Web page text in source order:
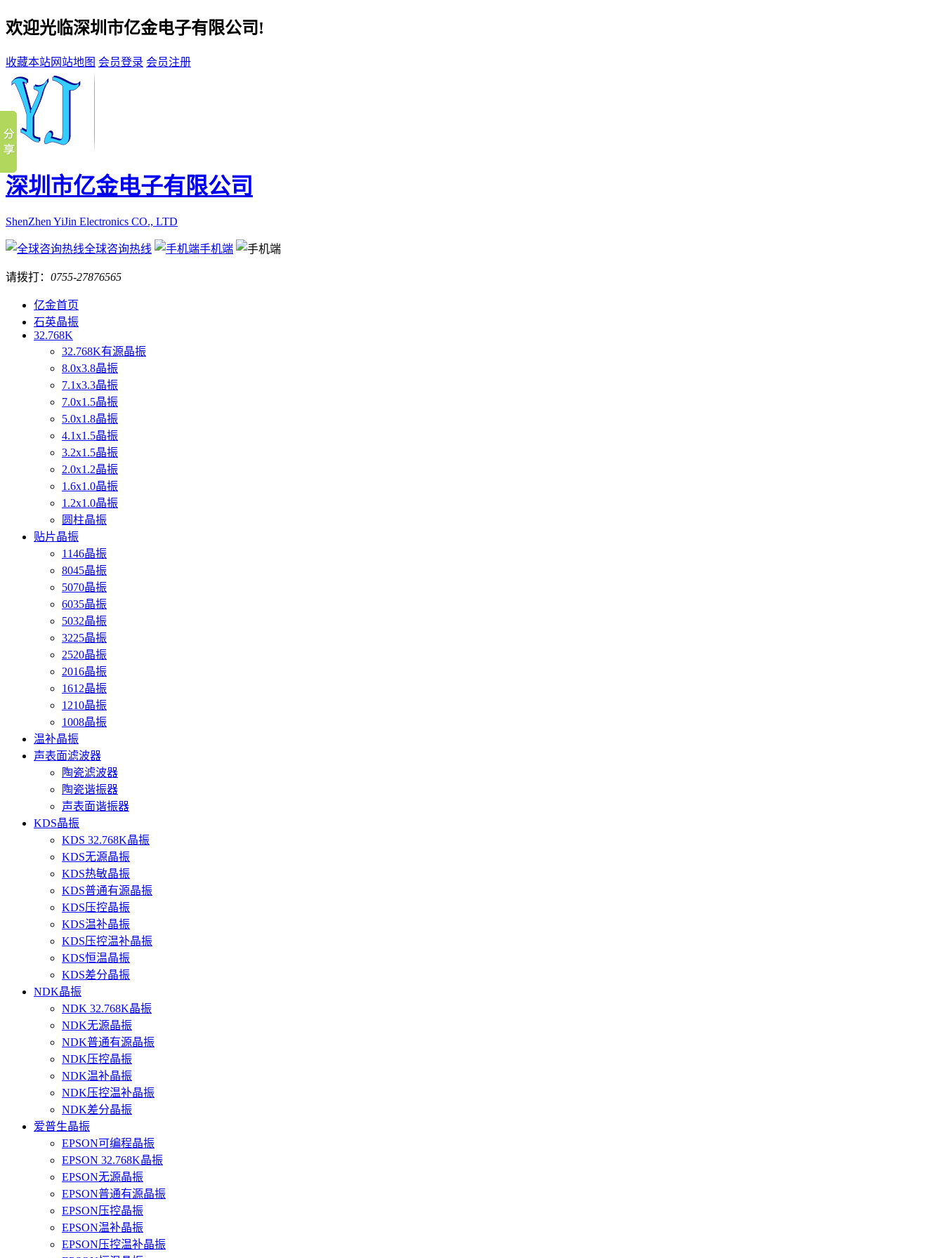
欢迎光临深圳市亿金电子有限公司!
收藏本站网站地图 会员登录 会员注册
深圳市亿金电子有限公司
ShenZhen YiJin Electronics CO., LTD
全球咨询热线 手机端
请拨打： 0755-27876565
亿金首页
石英晶振
32.768K
32.768K有源晶振
8.0x3.8晶振
7.1x3.3晶振
7.0x1.5晶振
5.0x1.8晶振
4.1x1.5晶振
3.2x1.5晶振
2.0x1.2晶振
1.6x1.0晶振
1.2x1.0晶振
圆柱晶振
贴片晶振
1146晶振
8045晶振
5070晶振
6035晶振
5032晶振
3225晶振
2520晶振
2016晶振
1612晶振
1210晶振
1008晶振
温补晶振
声表面滤波器
陶瓷滤波器
陶瓷谐振器
声表面谐振器
KDS晶振
KDS 32.768K晶振
KDS无源晶振
KDS热敏晶振
KDS普通有源晶振
KDS压控晶振
KDS温补晶振
KDS压控温补晶振
KDS恒温晶振
KDS差分晶振
NDK晶振
NDK 32.768K晶振
NDK无源晶振
NDK普通有源晶振
NDK压控晶振
NDK温补晶振
NDK压控温补晶振
NDK差分晶振
爱普生晶振
EPSON可编程晶振
EPSON 32.768K晶振
EPSON无源晶振
EPSON普通有源晶振
EPSON压控晶振
EPSON温补晶振
EPSON压控温补晶振